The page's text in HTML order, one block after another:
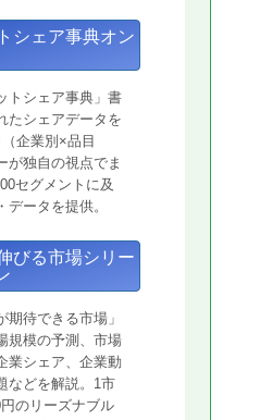
シェア事典オン
トシェア事典」書
たシェアデータを
企業別×品目
が独自の視点でま
セグメントに及
データを提供。
びる市場シリー
期待できる市場」
規模の予測、市場
業シェア、企業動
などを解説。1市
のリーズナブル